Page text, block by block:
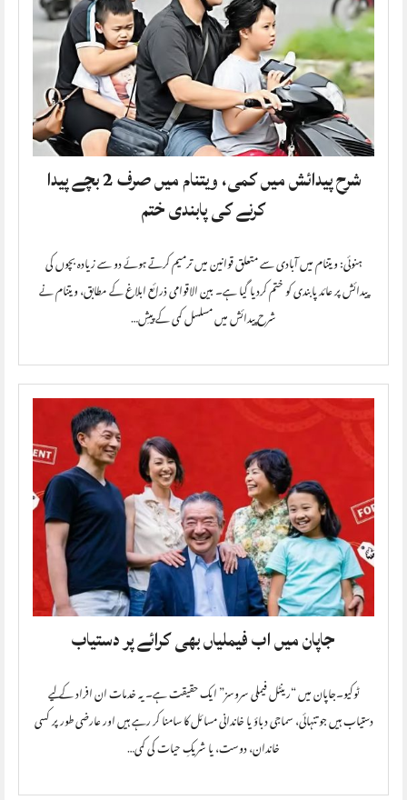
شرح پیدائش میں کمی، ویتنام میں صرف 2 بچے پیدا
کرنے کی پابندی ختم
ہنوئی: ویتنام میں آبادی سے متعلق قوانین میں ترمیم کرتے ہوئے دو سے زیادہ بچوں کی
پیدائش پر عائد پابندی کو ختم کردیا گیا ہے۔ بین الاقوامی ذرائع ابلاغ کے مطابق، ویتنام نے
شرح پیدائش میں مسلسل کمی کے پیشِ…
جاپان میں اب فیملیاں بھی کرائے پر دستیاب
ٹوکیو۔جاپان میں “رینٹل فیملی سروسز” ایک حقیقت ہے۔ یہ خدمات ان افراد کے لیے
دستیاب ہیں جو تنہائی، سماجی دباؤ یا خاندانی مسائل کا سامنا کر رہے ہیں اور عارضی طور پر کسی
خاندان، دوست، یا شریکِ حیات کی کمی…